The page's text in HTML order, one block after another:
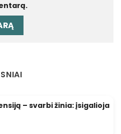
– svarbi žinia: įsigalioja